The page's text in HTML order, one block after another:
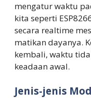
mengatur waktu
kita seperti
secara realtime
matikan dayanya.
kembali, waktu
keadaan awal.
Jenis-jenis